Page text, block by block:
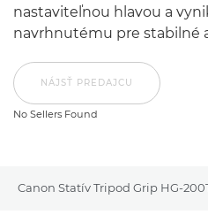
nastaviteľnou hlavou a
navrhnutému pre stabilné
NÁJSŤ PREDAJCU
No Sellers Found
Canon Statív Tripod Grip HG-